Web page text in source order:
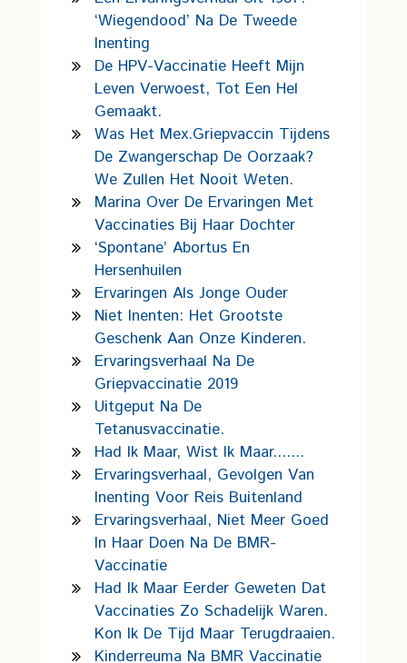
‘wiegendood’ Na De Tweede
Inenting
De HPV-Vaccinatie Heeft Mijn
Leven Verwoest, Tot Een Hel
Gemaakt.
Was Het Mex.griepvaccin Tijdens
De Zwangerschap De Oorzaak?
We Zullen Het Nooit Weten.
Marina Over De Ervaringen Met
Vaccinaties Bij Haar Dochter
‘Spontane’ Abortus En
Hersenhuilen
Ervaringen Als Jonge Ouder
Niet Inenten: Het Grootste
Geschenk Aan Onze Kinderen.
Ervaringsverhaal Na De
Griepvaccinatie 2019
Uitgeput Na De
Tetanusvaccinatie.
Had Ik Maar, Wist Ik Maar.......
Ervaringsverhaal, Gevolgen Van
Inenting Voor Reis Buitenland
Ervaringsverhaal, Niet Meer Goed
In Haar Doen Na De BMR-
Vaccinatie
Had Ik Maar Eerder Geweten Dat
Vaccinaties Zo Schadelijk Waren.
Kon Ik De Tijd Maar Terugdraaien.
Kinderreuma Na BMR Vaccinatie